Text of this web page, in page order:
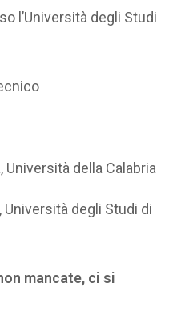
l’Università degli Studi
della Calabria
degli Studi di
mancate, ci si